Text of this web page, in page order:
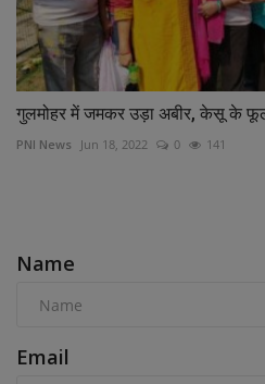
गुलमोहर में जमकर उड़ा अबीर, केसू के
PNI News Jun 18, 2022 0 141
Name
Email